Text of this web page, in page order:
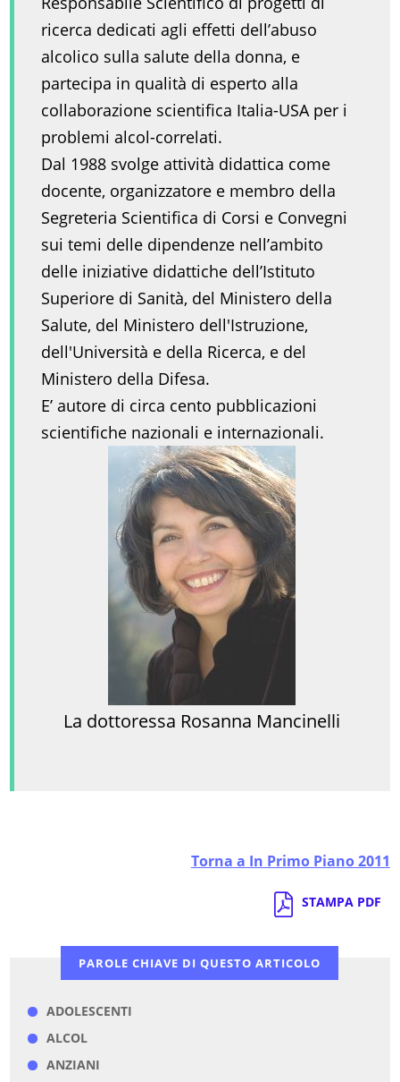
ricerca dedicati agli effetti dell’abuso
alcolico sulla salute della donna, e
partecipa in qualità di esperto alla
collaborazione scientifica Italia-USA per i
problemi alcol-correlati.
Dal 1988 svolge attività didattica come
docente, organizzatore e membro della
Segreteria Scientifica di Corsi e Convegni
sui temi delle dipendenze nell’ambito
delle iniziative didattiche dell’Istituto
Superiore di Sanità, del Ministero della
Salute, del Ministero dell'Istruzione,
dell'Università e della Ricerca, e del
Ministero della Difesa.
E’ autore di circa cento pubblicazioni
scientifiche nazionali e internazionali.
La dottoressa Rosanna Mancinelli
Torna a In Primo Piano 2011
STAMPA PDF
PAROLE CHIAVE DI QUESTO ARTICOLO
ADOLESCENTI
ALCOL
ANZIANI